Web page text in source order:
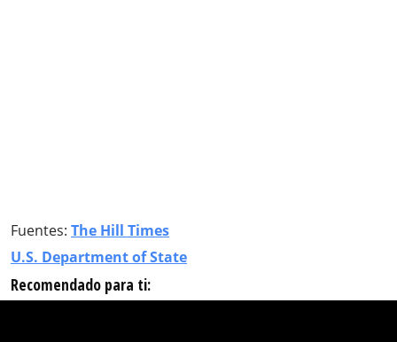
Fuentes: The Hill Times
U.S. Department of State
Recomendado para ti: